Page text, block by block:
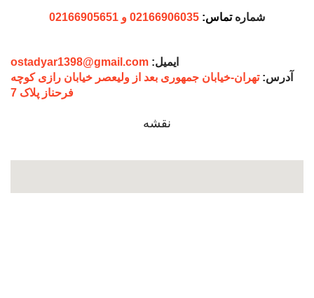
شمارهتماس: 02166906035 و 02166905651
ایمیل: ostadyar1398@gmail.com
آدرس:تهران-خیابان جمهوری بعد از ولیعصر خیابان رازی کوچه
فرحناز پلاک 7
نقشه